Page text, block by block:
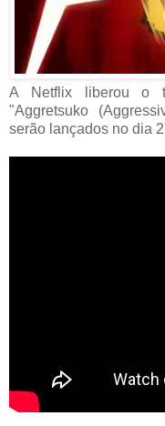
A Netflix liberou o
"Aggretsuko
serão lançados no dia